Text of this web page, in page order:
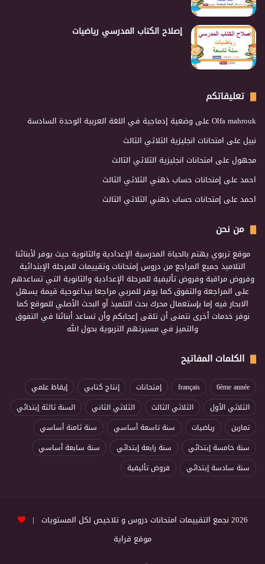
إصلاح الكتاب المدرسي رياضيات
تعليقاتكم
Olfa mahroukعلى وضعية إدماجية في اللغة العربية الوحدة السادسة
نبيلعلى امتحانات انجليزية الثلاثي الثالث
مجهولعلى امتحانات انجليزية الثلاثي الثالث
احمدعلى إمتحانات حساب ذهني الثلاثي الثالث
احمدعلى إمتحانات حساب ذهني الثلاثي الثالث
من نحن
موقع تربوي يهتم بالحياة المدرسية الإعدادية والثانوية حيث يوفر لأبنائنا
التلاميذ جميع المراجع من دروس إمتحانات وتقييمات للمرحلة الإبتدائية
وفروض مراقبة وفروض تأليفية للمرحلة الإعدادية والثانوية التي تساعدهم
على المراجعة والتفوق كما يوفر للمربي مراجعا بيداغوجية قيمة يسهل
الابحار فيه إما بإستعمال محرك بحث التلميذ أو البحث الأصلي للموقع كما
نوفر خدمات أخرى نتمنى أن تلقى إعجابكم وأن تساعد أبنائنا في التفوق
والتميز في مسيرتهم التربوية بحول الله
الكلمات المفاتيح
6ème année
français إمتحانات إنتاج كتابي
إيقاظ علمي
الثلاثي الأول
الثلاثي الثالث الثلاثي الثاني
السنة ثالثة إبتدائي
تمارين
رياضيات سنة تاسعة أساسي
سنة ثامنة أساسي
سنة خامسة إبتدائي
سنة رابعة إبتدائي
سنة سابعة أساسي
سنة سادسة إبتدائي
فروض تأليفية
2026 نجمع التقييمات امتحانات دروس و تلاخيص لكل المستويات |
موقع قراية